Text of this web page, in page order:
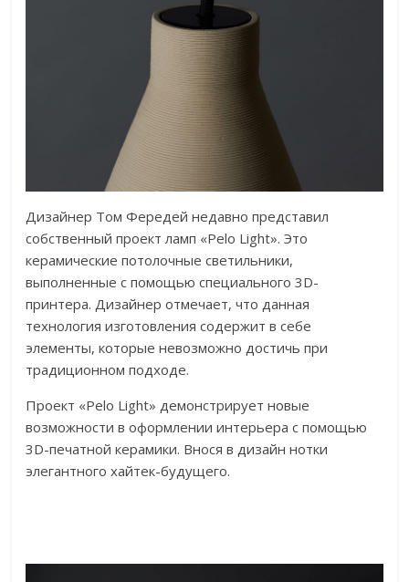
Дизайнер Том Фередей недавно представил
собственный проект ламп «Pelo Light». Это
керамические потолочные светильники,
выполненные с помощью специального 3D-
принтера. Дизайнер отмечает, что данная
технология изготовления содержит в себе
элементы, которые невозможно достичь при
традиционном подходе.
Проект «Pelo Light» демонстрирует новые
возможности в оформлении интерьера с помощью
3D-печатной керамики. Внося в дизайн нотки
элегантного хайтек-будущего.